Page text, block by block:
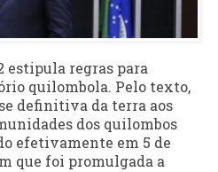
estipula regras para
quilombola. Pelo texto,
definitiva da terra aos
dos quilombos
efetivamente em 5 de
que foi promulgada a